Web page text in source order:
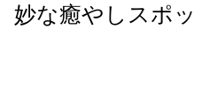
妙な癒やしスポッ